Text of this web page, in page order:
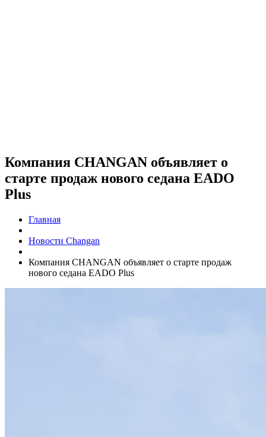
Компания CHANGAN объявляет о
старте продаж нового седана EADO
Plus
Главная
Новости Changan
Компания CHANGAN объявляет о старте продаж
нового седана EADO Plus